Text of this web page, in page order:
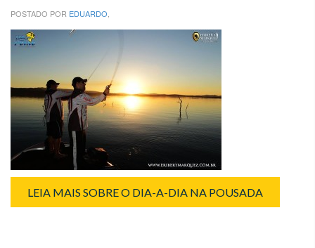
POSTADO POR EDUARDO,
LEIA MAIS SOBRE O DIA-A-DIA NA POUSADA